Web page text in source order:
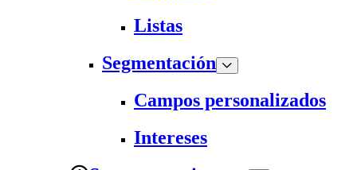
Listas
Segmentación
Campos personalizados
Intereses